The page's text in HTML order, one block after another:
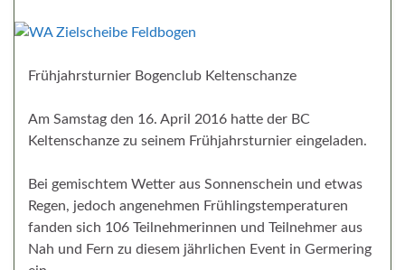
Frühjahrsturnier Bogenclub Keltenschanze
Am Samstag den 16. April 2016 hatte der BC
Keltenschanze zu seinem Frühjahrsturnier eingeladen.
Bei gemischtem Wetter aus Sonnenschein und etwas
Regen, jedoch angenehmen Frühlingstemperaturen
fanden sich 106 Teilnehmerinnen und Teilnehmer aus
Nah und Fern zu diesem jährlichen Event in Germering